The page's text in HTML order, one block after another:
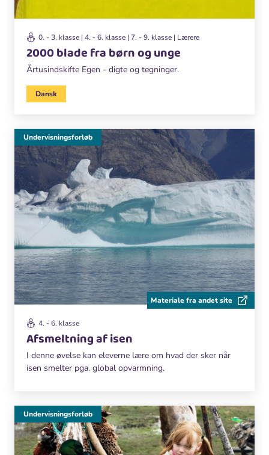
0. - 3. klasse | 4. - 6. klasse | 7. - 9. klasse | Lærere
2000 blade fra børn og unge
Årtusindskifte Egen - digte og tegninger.
Dansk
Materiale fra andet site
4. - 6. klasse
Afsmeltning af isen
I denne øvelse kan eleverne lære om hvad der sker når
isen smelter pga. global opvarmning.
Undervisningsforløb
Undervisningsforløb